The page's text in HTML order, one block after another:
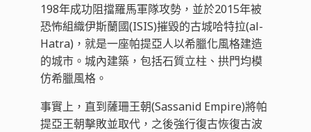
198年成功阻擋羅馬軍隊攻勢，並於2015年被
恐怖組織伊斯蘭國(ISIS)摧毀的古城哈特拉(al-
Hatra)，就是一座帕提亞人以希臘化風格建造
的城市。城內建築，包括石質立柱、拱門均模
仿希臘風格。
事實上，直到薩珊王朝(Sassanid Empire)將帕
提亞王朝擊敗並取代，之後強行復古恢復古波